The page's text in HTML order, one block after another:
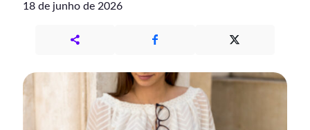
18 de junho de 2026